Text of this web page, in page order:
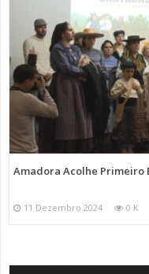
Amadora Acolhe Primeiro
11 Dezembro 2024 0 K